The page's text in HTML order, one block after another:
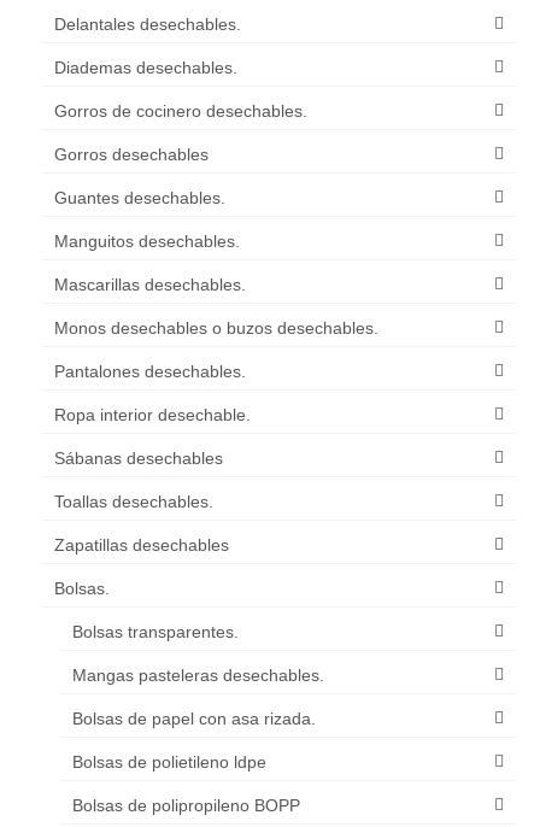
Delantales desechables.
Diademas desechables.
Gorros de cocinero desechables.
Gorros desechables
Guantes desechables.
Manguitos desechables.
Mascarillas desechables.
Monos desechables o buzos desechables.
Pantalones desechables.
Ropa interior desechable.
Sábanas desechables
Toallas desechables.
Zapatillas desechables
Bolsas.
Bolsas transparentes.
Mangas pasteleras desechables.
Bolsas de papel con asa rizada.
Bolsas de polietileno ldpe
Bolsas de polipropileno BOPP